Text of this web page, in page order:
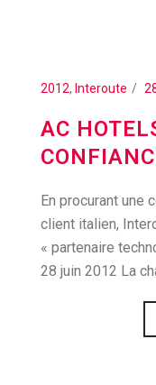
2012, Interoute
AC
En procurant une
client italien,
« partenaire
28 juin 2012 La